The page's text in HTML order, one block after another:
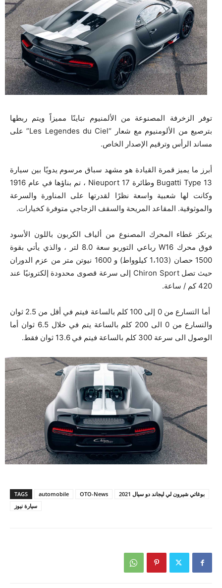
توفر الزخرفة المصنوعة من الألمنيوم تباينًا مميزاً ويتم ربطها
بترصيع من الألومنيوم مع شعار “Les Legendes du Ciel” على
مساند الرأس وترقيم الإصدار الخاص.
أبرز ما يميز قمرة القيادة هو مشهد سباق مرسوم يدويًا بين سيارة
Bugatti Type 13 وطائرة Nieuport 17 ، تم بناؤها في عام 1916
وكانت لها شعبية واسعة نظرًا لقدرتها على المناورة والسرعة
والموثوقية. المقاعد المريحة والسقف الزجاجي متوفرة كخيارات.
يرتكز غطاء المحرك المصنوع من ألياف الكربون باللون الأسود
فوق محرك W16 رباعي التوربو سعة 8.0 لتر ، والذي يأتي بقوة
1500 حصان (1،103 كيلوواط) و 1600 نيوتن متر من عزم الدوران
حيث تصل Chiron Sport إلى سرعة قصوى محدودة إلكترونيًا عند
420 كم / ساعة.
أما التسارع من 0 إلى 100 كلم بالساعة فيتم في أقل من 2.5 ثوان
والتسارع من 0 الى 200 كلم بالساعة يتم في خلال 6.5 ثوان أما
الوصول الى سرعة 300 كلم بالساعة فيتم في 13.6 ثوان فقط.
TAGS automobile OTO-News
بوغاتي شيرون لي ليجاند دو سيال 2021
سيارة نيوز